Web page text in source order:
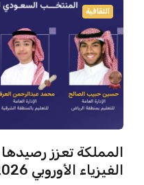
الثقافية
المملكة تعزز رصيدها
الفيزياء الأوروبي 2026